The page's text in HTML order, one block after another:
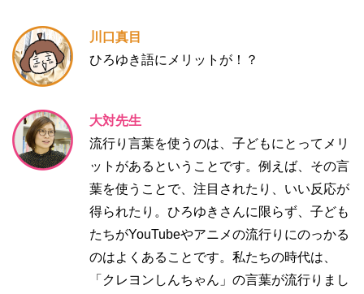
川口真目
ひろゆき語にメリットが！？
大対先生
流行り言葉を使うのは、子どもにとってメリ
ットがあるということです。例えば、その言
葉を使うことで、注目されたり、いい反応が
得られたり。ひろゆきさんに限らず、子ども
たちがYouTubeやアニメの流行りにのっかる
のはよくあることです。私たちの時代は、
「クレヨンしんちゃん」の言葉が流行りまし